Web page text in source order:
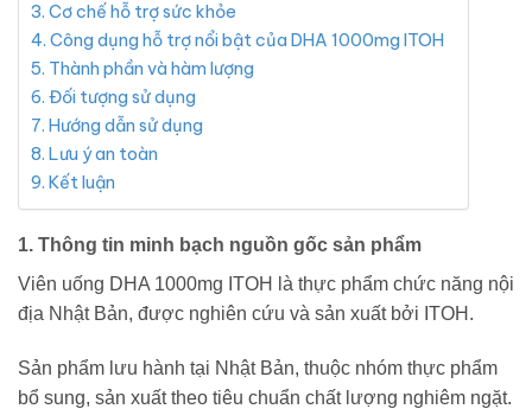
3. Cơ chế hỗ trợ sức khỏe
4. Công dụng hỗ trợ nổi bật của DHA 1000mg ITOH
5. Thành phần và hàm lượng
6. Đối tượng sử dụng
7. Hướng dẫn sử dụng
8. Lưu ý an toàn
9. Kết luận
1. Thông tin minh bạch nguồn gốc sản phẩm
Viên uống DHA 1000mg ITOH là thực phẩm chức năng nội
địa Nhật Bản, được nghiên cứu và sản xuất bởi ITOH.
Sản phẩm lưu hành tại Nhật Bản, thuộc nhóm thực phẩm
bổ sung, sản xuất theo tiêu chuẩn chất lượng nghiêm ngặt.